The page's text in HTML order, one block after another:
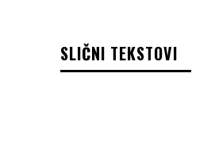
SLIČNI TEKSTOVI